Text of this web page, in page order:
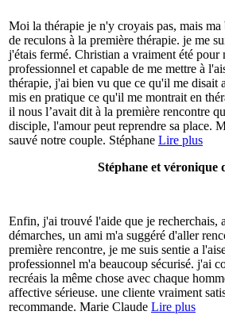
Moi la thérapie je n'y croyais pas, mais
de reculons à la première thérapie. je me
j'étais fermé. Christian a vraiment été pour
professionnel et capable de me mettre à
thérapie, j'ai bien vu que ce qu'il me disait
mis en pratique ce qu'il me montrait en
il nous l’avait dit à la première rencontre
disciple, l'amour peut reprendre sa place.
sauvé notre couple. Stéphane Lire plus
Stéphane et véronique
Enfin, j'ai trouvé l'aide que je recherchais,
démarches, un ami m'a suggéré d'aller
première rencontre, je me suis sentie a
professionnel m'a beaucoup sécurisé. j'ai
recréais la même chose avec chaque
affective sérieuse. une cliente vraiment
recommande. Marie Claude Lire plus